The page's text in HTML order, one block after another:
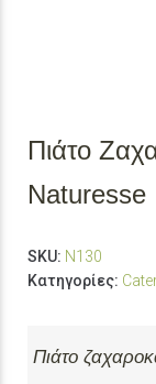
Πιάτο
Naturesse
SKU: N130
Κατηγορίες:
Πιάτο